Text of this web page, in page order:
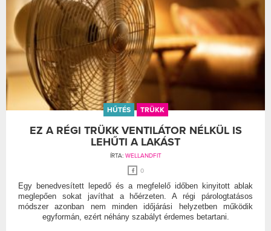
HŰTÉS TRÜKK
EZ A RÉGI TRÜKK VENTILÁTOR NÉLKÜL IS
LEHŰTI A LAKÁST
ÍRTA: WELLANDFIT
0
Egy benedvesített lepedő és a megfelelő időben kinyitott ablak
meglepően sokat javíthat a hőérzeten. A régi párologtatásos
módszer azonban nem minden időjárási helyzetben működik
egyformán, ezért néhány szabályt érdemes betartani.